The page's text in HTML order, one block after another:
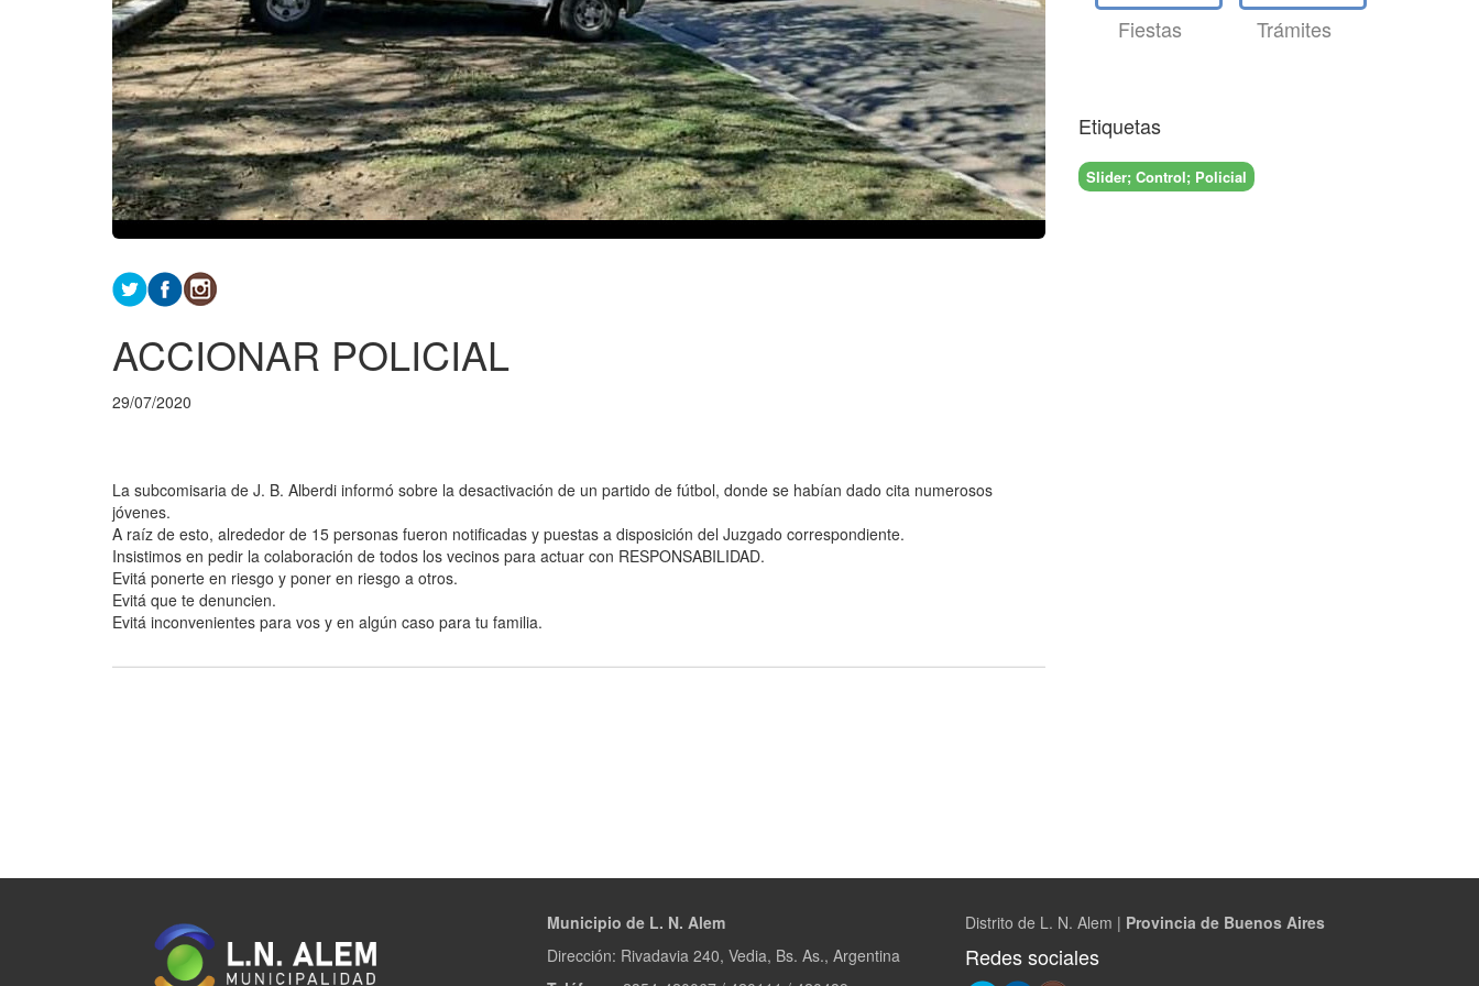
ACCIONAR POLICIAL
29/07/2020
La subcomisaria de J. B. Alberdi informó sobre la desactivación de un partido de fútbol, donde se habían dado cita numerosos
jóvenes.
A raíz de esto, alrededor de 15 personas fueron notificadas y puestas a disposición del Juzgado correspondiente.
Insistimos en pedir la colaboración de todos los vecinos para actuar con RESPONSABILIDAD.
Evitá ponerte en riesgo y poner en riesgo a otros.
Evitá que te denuncien.
Evitá inconvenientes para vos y en algún caso para tu familia.
Fiestas Trámites
Etiquetas
Slider; Control; Policial
Municipio de L. N. Alem
Dirección: Rivadavia 240, Vedia, Bs. As., Argentina
Distrito de L. N. Alem | Provincia de Buenos Aires
Redes sociales